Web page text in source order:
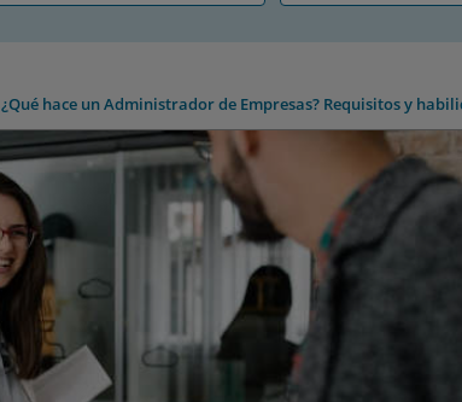
¿Qué hace un Administrador de Empresas? Requisitos y